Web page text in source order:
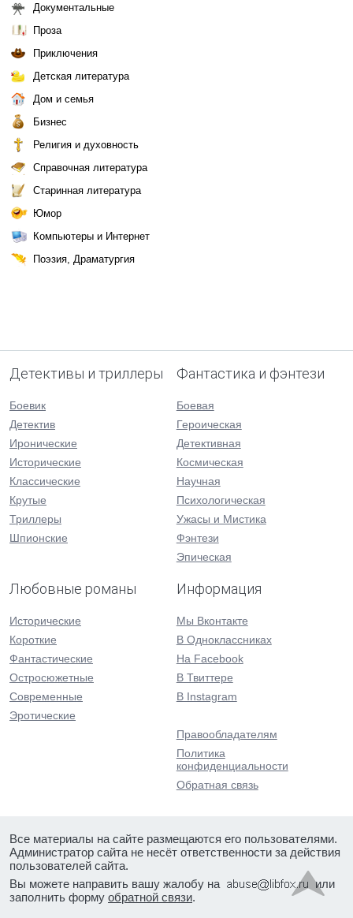
Документальные
Проза
Приключения
Детская литература
Дом и семья
Бизнес
Религия и духовность
Справочная литература
Старинная литература
Юмор
Компьютеры и Интернет
Поэзия, Драматургия
Детективы и триллеры
Боевик
Детектив
Иронические
Исторические
Классические
Крутые
Триллеры
Шпионские
Фантастика и фэнтези
Боевая
Героическая
Детективная
Космическая
Научная
Психологическая
Ужасы и Мистика
Фэнтези
Эпическая
Любовные романы
Исторические
Короткие
Фантастические
Остросюжетные
Современные
Эротические
Информация
Мы Вконтакте
В Одноклассниках
На Facebook
В Твиттере
В Instagram
Правообладателям
Политика
конфиденциальности
Обратная связь
Все материалы на сайте размещаются его пользователями.
Администратор сайта не несёт ответственности за действия
пользователей сайта.
Вы можете направить вашу жалобу на
или
заполнить форму обратной связи.